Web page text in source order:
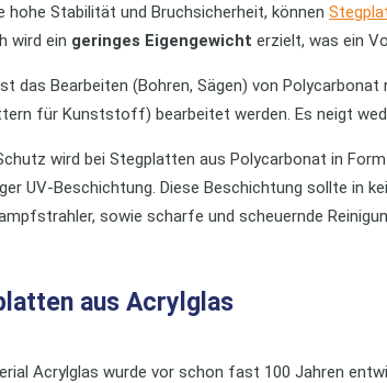
hohe Stabilität und Bruchsicherheit, können
wird ein geringes Eigengewicht erzielt, was ein
das Bearbeiten (Bohren, Sägen) von
für Kunststoff) bearbeitet werden. Es neigt
wird bei Stegplatten aus Polycarbonat in
UV-Beschichtung. Diese Beschichtung sollte in
sowie scharfe und scheuernde
aus Acrylglas
Acrylglas wurde vor schon fast 100 Jahren